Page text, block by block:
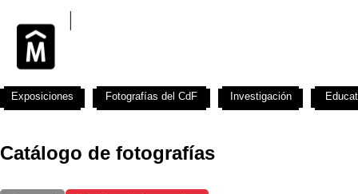
Catálogo de fotografías
Exposiciones Fotografías del CdF Investigación